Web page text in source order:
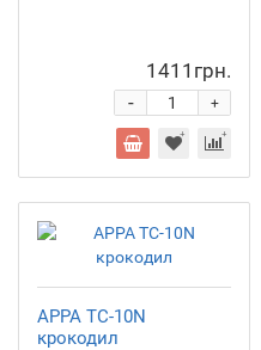
1411грн.
+
-
APPA TC-10N
крокодил